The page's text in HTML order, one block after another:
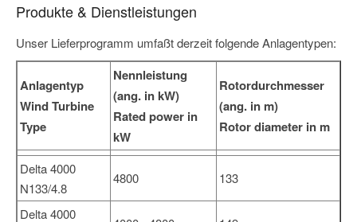
Produkte & Dienstleistungen
Unser Lieferprogramm umfaßt derzeit folgende Anlagentypen:
Anlagentyp
Wind Turbine
Type
Nennleistung
(ang. in kW)
Rated power in
kW
Rotordurchmesser
(ang. in m)
Rotor diameter in m
Delta 4000
N133/4.8
4800 133
Delta 4000